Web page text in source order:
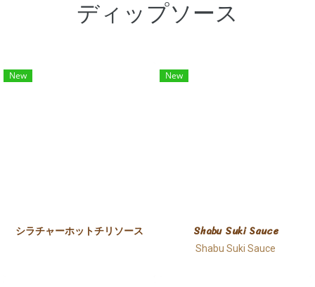
ディップソース
New
シラチャーホットチリソース
New
Shabu Suki Sauce
Shabu Suki Sauce